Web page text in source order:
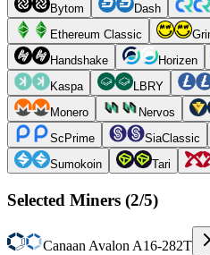
Bytom
Dash
Ethereum Classic
Handshake
Horizen
Kaspa
LBRY
Monero
Nervos
ScPrime
SiaClassic
Sumokoin
Tari
Selected Miners (2/5)
Canaan Avalon A16-282T